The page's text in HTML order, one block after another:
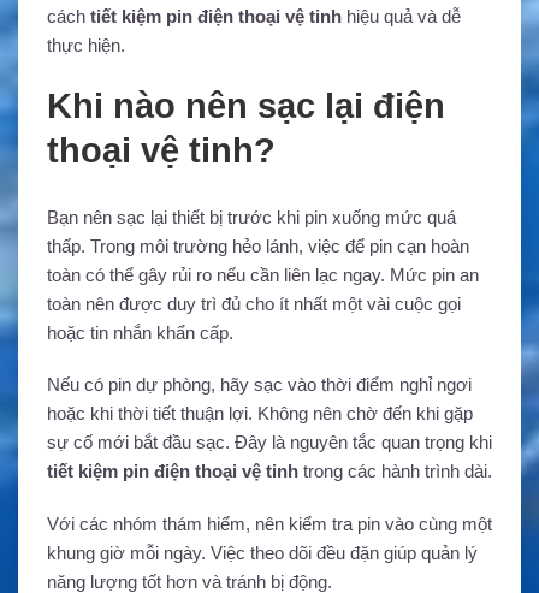
cách tiết kiệm pin điện thoại vệ tinh hiệu quả và dễ
thực hiện.
Khi nào nên sạc lại điện
thoại vệ tinh?
Bạn nên sạc lại thiết bị trước khi pin xuống mức quá
thấp. Trong môi trường hẻo lánh, việc để pin cạn hoàn
toàn có thể gây rủi ro nếu cần liên lạc ngay. Mức pin an
toàn nên được duy trì đủ cho ít nhất một vài cuộc gọi
hoặc tin nhắn khẩn cấp.
Nếu có pin dự phòng, hãy sạc vào thời điểm nghỉ ngơi
hoặc khi thời tiết thuận lợi. Không nên chờ đến khi gặp
sự cố mới bắt đầu sạc. Đây là nguyên tắc quan trọng khi
tiết kiệm pin điện thoại vệ tinh trong các hành trình dài.
Với các nhóm thám hiểm, nên kiểm tra pin vào cùng một
khung giờ mỗi ngày. Việc theo dõi đều đặn giúp quản lý
năng lượng tốt hơn và tránh bị động.